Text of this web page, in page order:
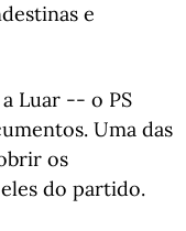
e
Luar -- o PS
Uma das
os
do partido.